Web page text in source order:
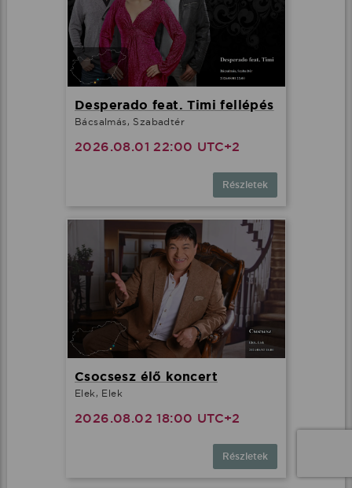
Desperado feat. Timi fellépés
Bácsalmás, Szabadtér
2026.08.01 22:00 UTC+2
Részletek
Csocsesz élő koncert
Elek, Elek
2026.08.02 18:00 UTC+2
Részletek